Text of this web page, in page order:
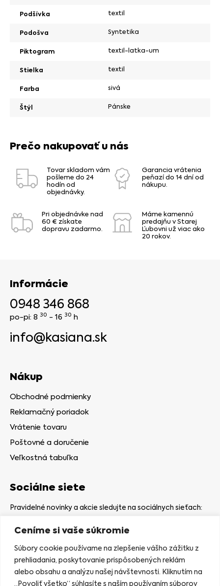
Ceníme si vaše súkromie
Súbory cookie používame na zlepšenie vášho zážitku z
prehliadania, poskytovanie prispôsobených reklám
alebo obsahu a analýzu našej návštevnosti. Kliknutím na
„Povoliť všetko“ súhlasíte s naším používaním súborov
Podšívka textil
Podošva Syntetika
Piktogram textil-latka-um
Stielka textil
Farba sivá
Štýl Pánske
Prečo nakupovať u nás
Tovar skladom vám
pošleme do 24
hodín od
objednávky.
Garancia vrátenia
peňazí do 14 dní od
nákupu.
Pri objednávke nad
60 € získate
dopravu zadarmo.
Máme kamennú
predajňu v Starej
Ľubovni už viac ako
20 rokov.
Informácie
0948 346 868
po-pi: 8 30 - 16 30 h
info@kasiana.sk
Nákup
Obchodné podmienky
Reklamačný poriadok
Vrátenie tovaru
Poštovné a doručenie
Veľkostná tabuľka
Sociálne siete
Pravidelné novinky a akcie sledujte na sociálnych sieťach:
Kamenná predajňa